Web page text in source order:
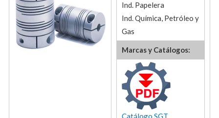
Ind. Papelera
Ind. Química, Petróleo y
Gas
Marcas y Catálogos:
Catálogo SGT